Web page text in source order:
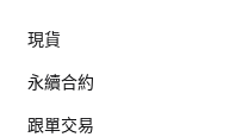
現貨
永續合約
跟單交易